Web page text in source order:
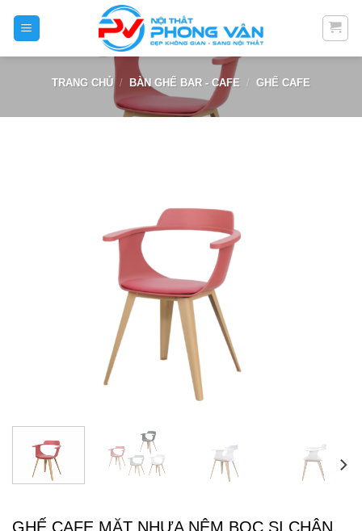
TRANG CHỦ / BÀN GHẾ BAR - CAFE / GHẾ CAFE
GHẾ CAFE MẶT NHỰA NỆM BỌC SI CHÂN